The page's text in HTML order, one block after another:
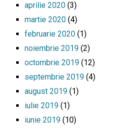
aprilie 2020 (3)
martie 2020 (4)
februarie 2020 (1)
noiembrie 2019 (2)
octombrie 2019 (12)
septembrie 2019 (4)
august 2019 (1)
iulie 2019 (1)
iunie 2019 (10)